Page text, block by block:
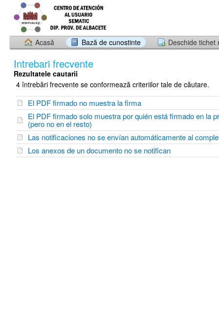
Acasă Bază de cunostinte Deschide tichet
Intrebari frecvente
Rezultatele cautarii
4 întrebări frecvente se conformează criteriilor tale de căutare.
El PDF firmado no muestra la firma
El PDF firmado solo muestra por quién está firmado en la
(pero no en el resto)
Las notificaciones no se envían automáticamente al
Los anexos de un documento no se notifican